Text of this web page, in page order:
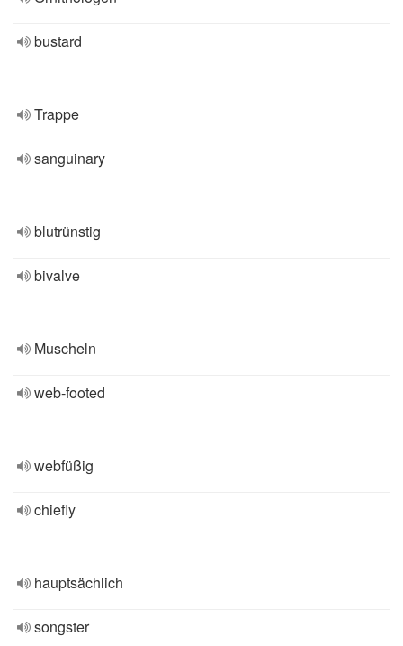
bustard
Trappe
sanguinary
blutrünstig
bivalve
Muscheln
web-footed
webfüßig
chiefly
hauptsächlich
songster